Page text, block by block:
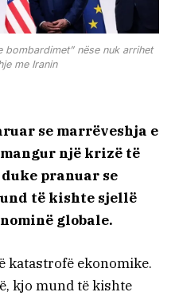
bombardimet” nëse nuk arrihet
me Iranin
se marrëveshja e
një krizë të
pranuar se
të kishte sjellë
globale.
katastrofë ekonomike.
kjo mund të kishte